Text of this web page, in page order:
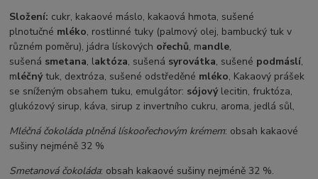
Složení: cukr, kakaové máslo, kakaová hmota, sušené
plnotučné mléko, rostlinné tuky (palmový olej, bambucký tuk v
různém poměru), jádra lískových ořechů, mandle,
sušená smetana, laktóza, sušená syrovátka, sušené podmáslí,
mléčnýtuk, dextróza, sušené odstředěné mléko, Kakaový prášek
se sníženým obsahem tuku, emulgátor: sójovýlecitin, fruktóza,
glukózový sirup, káva, sirup z invertního cukru, aroma, jedlá sůl,
Mléčná čokoláda plněná lískoořechovým krémem: obsah kakaové
sušiny nejméně 32 %
Smetanová čokoláda: obsah kakaové sušiny nejméně 32 %.